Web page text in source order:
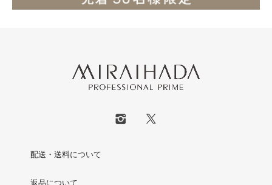
配送・送料について
返品について